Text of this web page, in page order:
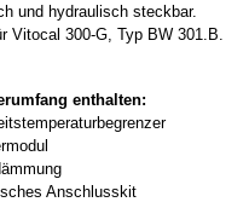
und hydraulisch steckbar.
Vitocal 300-G, Typ BW 301.B.
enthalten:
Anschlusskit